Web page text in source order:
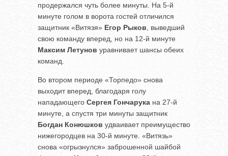
продержался чуть более минуты. На 5-й
минуте голом в ворота гостей отличился
защитник «Витязя» Егор Рыков , выведший
свою команду вперед, но на 12-й минуте
Максим Летунов уравнивает шансы обеих
команд.
Во втором периоде «Торпедо» снова
выходит вперед, благодаря голу
нападающего Сергея Гончарука на 27-й
минуте, а спустя три минуты защитник
Богдан Конюшков удваивает преимущество
нижегородцев на 30-й минуте. «Витязь»
снова «огрызнулся» заброшенной шайбой